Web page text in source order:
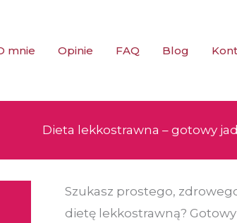
mnie Opinie FAQ Blog
Dieta lekkostrawna – gotowy
Szukasz prostego,
dietę lekkostrawną?
ilość
Dieta